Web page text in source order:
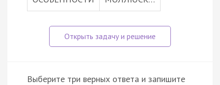
Выберите три верных ответа и запишите